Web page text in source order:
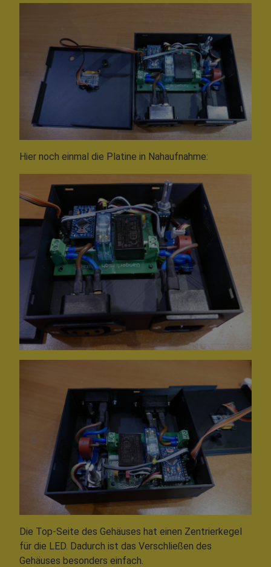
Hier noch einmal die Platine in Nahaufnahme:
Die Top-Seite des Gehäuses hat einen Zentrierkegel
für die LED. Dadurch ist das Verschließen des
Gehäuses besonders einfach.